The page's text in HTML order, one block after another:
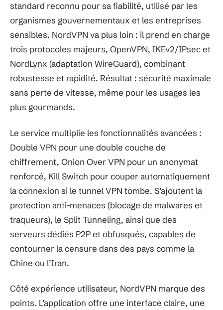
standard reconnu pour sa fiabilité, utilisé par les
organismes gouvernementaux et les entreprises
sensibles. NordVPN va plus loin : il prend en charge
trois protocoles majeurs, OpenVPN, IKEv2/IPsec et
NordLynx (adaptation WireGuard), combinant
robustesse et rapidité. Résultat : sécurité maximale
sans perte de vitesse, même pour les usages les
plus gourmands.
Le service multiplie les fonctionnalités avancées :
Double VPN pour une double couche de
chiffrement, Onion Over VPN pour un anonymat
renforcé, Kill Switch pour couper automatiquement
la connexion si le tunnel VPN tombe. S’ajoutent la
protection anti-menaces (blocage de malwares et
traqueurs), le Split Tunneling, ainsi que des
serveurs dédiés P2P et obfusqués, capables de
contourner la censure dans des pays comme la
Chine ou l’Iran.
Côté expérience utilisateur, NordVPN marque des
points. L’application offre une interface claire, une